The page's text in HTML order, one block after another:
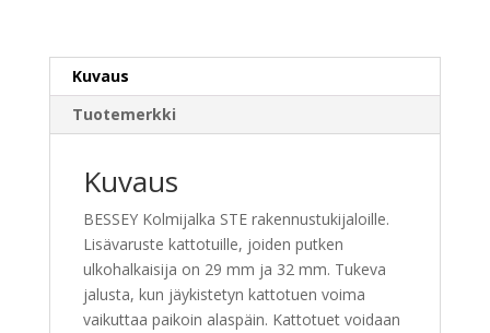
Kuvaus
Tuotemerkki
Kuvaus
BESSEY Kolmijalka STE rakennustukijaloille.
Lisävaruste kattotuille, joiden putken
ulkohalkaisija on 29 mm ja 32 mm. Tukeva
jalusta, kun jäykistetyn kattotuen voima
vaikuttaa paikoin alaspäin. Kattotuet voidaan